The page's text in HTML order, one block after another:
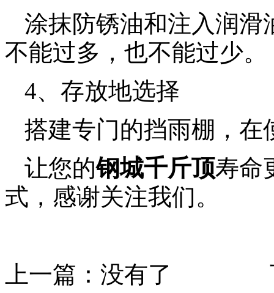
涂抹防锈油和注入润滑
不能过多，也不能过少。
4、存放地选择
搭建专门的挡雨棚，在
让您的钢城千斤顶寿命
式，感谢关注我们。
上一篇：没有了